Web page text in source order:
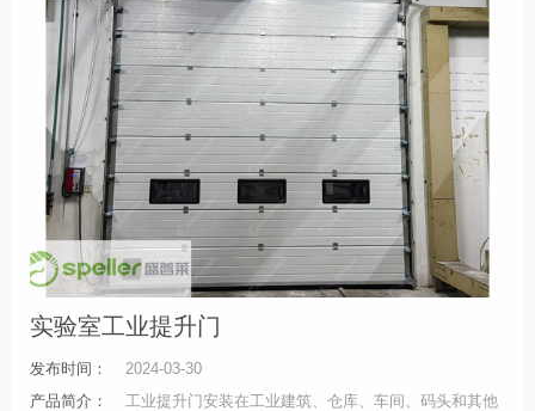
实验室工业提升门
发布时间：
2024-03-30
产品简介：
工业提升门安装在工业建筑、仓库、车间、码头和其他